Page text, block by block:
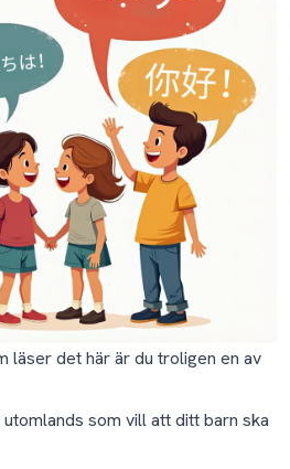
att börja lära ett barn
mitt barn kan prata polska?
för ett litet barn att lära sig?
är osäker — fel kasus, fel
polska misstag?
och mitt modersmål i samma
läser det här är du troligen en av
som vill att ditt barn ska